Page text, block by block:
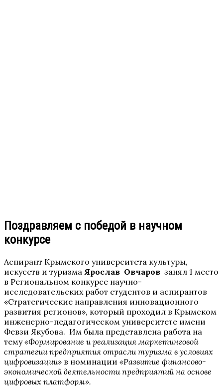
Поздравляем с победой в научном
конкурсе
Аспирант Крымского университета культуры,
искусств и туризма Ярослав Овчаров занял 1 место
в Региональном конкурсе научно-
исследовательских работ студентов и аспирантов
«Стратегические направления инновационного
развития регионов», который проходил в Крымском
инженерно-педагогическом университете имени
Февзи Якубова. Им была представлена работа на
тему«Формирование и реализация маркетинговой
стратегии предприятия отрасли туризма в условиях
цифровизации» в номинации «Развитие финансово-
экономической деятельности предприятий на основе
цифровых платформ».